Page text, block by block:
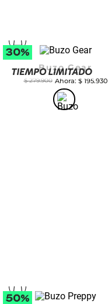
Buzo Gear
$ 279.900 $ 195.930